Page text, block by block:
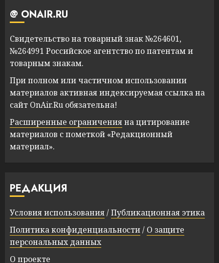
@ ONAIR.RU
Свидетельство на товарный знак №264601,
№264991 Российское агентство по патентам и
товарным знакам.
При полном или частичном использовании
материалов активная индексируемая ссылка на
сайт OnAir.Ru обязательна!
Расширенные ограниченияна цитирование
материалов с пометкой «Редакционный
материал».
РЕДАКЦИЯ
Условия использования/Публикационная этика
Политика конфиденциальности/ О защите
персональных данных
О проекте